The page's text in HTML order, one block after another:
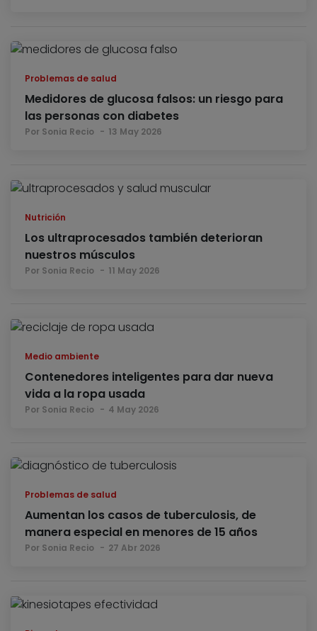
Problemas de salud
Medidores de glucosa falsos: un riesgo para
las personas con diabetes
Por Sonia Recio 13 May 2026
Nutrición
Los ultraprocesados también deterioran
nuestros músculos
Por Sonia Recio 11 May 2026
Medio ambiente
Contenedores inteligentes para dar nueva
vida a la ropa usada
Por Sonia Recio 4 May 2026
Problemas de salud
Aumentan los casos de tuberculosis, de
manera especial en menores de 15 años
Por Sonia Recio 27 Abr 2026